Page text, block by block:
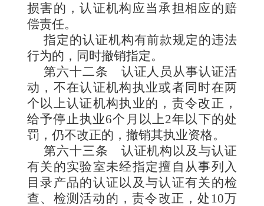
损害的，认证机构应当承担相应的赔
偿责任。
指定的认证机构有前款规定的违法
行为的，同时撤销指定。
第六十二条 认证人员从事认证活
动，不在认证机构执业或者同时在两
个以上认证机构执业的，责令改正，
给予停止执业6个月以上2年以下的处
罚，仍不改正的，撤销其执业资格。
第六十三条 认证机构以及与认证
有关的实验室未经指定擅自从事列入
目录产品的认证以及与认证有关的检
查、检测活动的，责令改正，处10万